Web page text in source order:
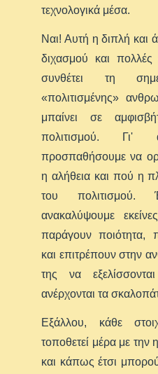
τεχνολογικά μέσα.
Ναι! Αυτή η διπλή και
διχασμού και
συνθέτει τη
«πολιτισμένης»
μπαίνει σε
πολιτισμού.
προσπαθήσουμε να
η αλήθεια και πού η
του
ανακαλύψουμε
παράγουν ποιότητα,
και επιτρέπουν στην
της να
ανέρχονται τα
Εξάλλου, κάθε
τοποθετεί μέρα με την
και κάπως έτσι